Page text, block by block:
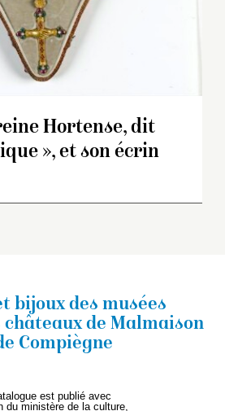
Hortense, dit
», et son écrin
bijoux des musées
de Malmaison
Compiègne
est publié avec
du ministère de la culture,